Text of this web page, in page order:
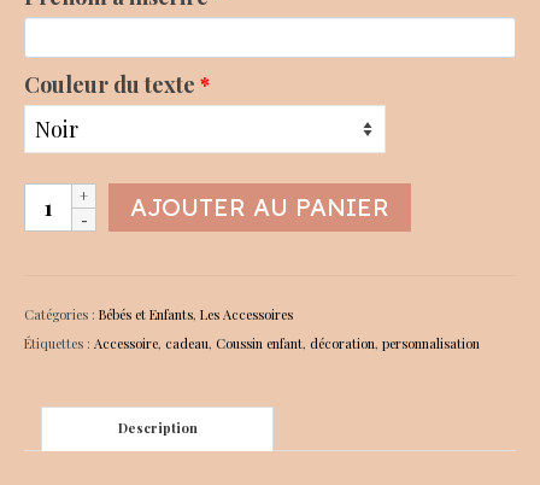
Couleur du texte *
quantité
de
souris
AJOUTER AU PANIER
Catégories : Bébés et Enfants, Les Accessoires
Étiquettes : Accessoire, cadeau, Coussin enfant, décoration, personnalisation
Description